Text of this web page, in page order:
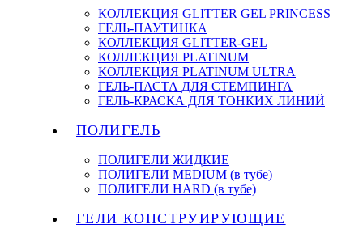
КОЛЛЕКЦИЯ GLITTER GEL PRINCESS
ГЕЛЬ-ПАУТИНКА
КОЛЛЕКЦИЯ GLITTER-GEL
КОЛЛЕКЦИЯ PLATINUM
КОЛЛЕКЦИЯ PLATINUM ULTRA
ГЕЛЬ-ПАСТА ДЛЯ СТЕМПИНГА
ГЕЛЬ-КРАСКА ДЛЯ ТОНКИХ ЛИНИЙ
ПОЛИГЕЛЬ
ПОЛИГЕЛИ ЖИДКИЕ
ПОЛИГЕЛИ MEDIUM (в тубе)
ПОЛИГЕЛИ HARD (в тубе)
ГЕЛИ КОНСТРУИРУЮЩИЕ